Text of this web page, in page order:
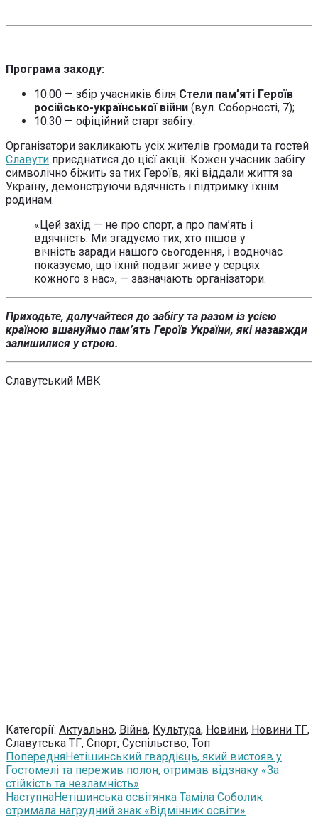
Програма заходу:
10:00 — збір учасників біля Стели пам’яті Героїв
російсько-української війни (вул. Соборності, 7);
10:30 — офіційний старт забігу.
Організатори закликають усіх жителів громади та гостей
Славути приєднатися до цієї акції. Кожен учасник забігу
символічно біжить за тих Героїв, які віддали життя за
Україну, демонструючи вдячність і підтримку їхнім
родинам.
«Цей захід — не про спорт, а про пам’ять і
вдячність. Ми згадуємо тих, хто пішов у
вічність заради нашого сьогодення, і водночас
показуємо, що їхній подвиг живе у серцях
кожного з нас», — зазначають організатори.
Приходьте, долучайтеся до забігу та разом із усією
країною вшануймо пам’ять Героїв України, які назавжди
залишилися у строю.
Славутський МВК
Категорії: Актуально, Війна, Культура, Новини, Новини ТГ,
Славутська ТГ, Спорт, Суспільство, Топ
ПопередняНетішинський гвардієць, який вистояв у
Гостомелі та пережив полон, отримав відзнаку «За
стійкість та незламність»
НаступнаНетішинська освітянка Таміла Соболик
отримала нагрудний знак «Відмінник освіти»